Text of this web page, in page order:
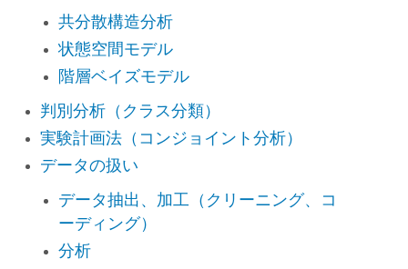
共分散構造分析
状態空間モデル
階層ベイズモデル
判別分析（クラス分類）
実験計画法（コンジョイント分析）
データの扱い
データ抽出、加工（クリーニング、コ
ーディング）
分析